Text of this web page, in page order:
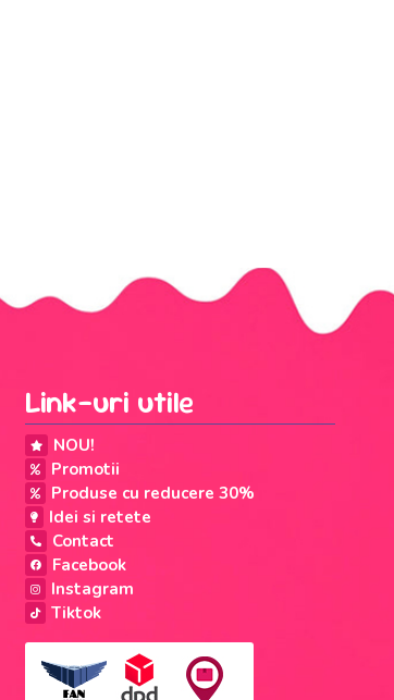
Link-uri utile
NOU!
Promotii
Produse cu reducere 30%
Idei si retete
Contact
Facebook
Instagram
Tiktok